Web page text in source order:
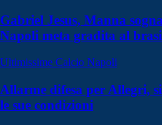
Gabriel Jesus, Manna
Napoli meta gradita al
Ultimissime Calcio Napoli
Allarme difesa per Allegri,
le sue condizioni